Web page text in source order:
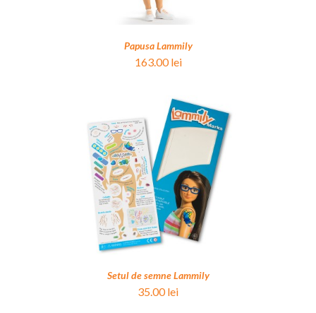
Papusa Lammily
163.00lei
Setul de semne Lammily
35.00lei